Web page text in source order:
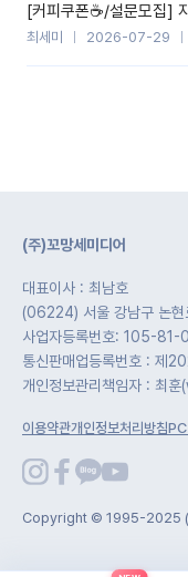
최세미 2026-07-29
(주)꼬망세미디어
대표이사 : 최남호
(06224) 서울 강남구 논
사업자등록번호: 105-81-
통신판매업등록번호 : 제
개인정보관리책임자 : 최
이용약관개인정보처리방침PC
Copyright © 1995-2025 (